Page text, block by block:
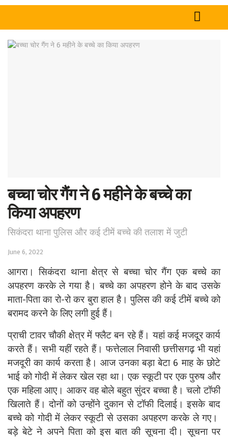
बच्चा चोर गैंग ने 6 महीने के बच्चे का
किया अपहरण
सिकंदरा थाना पुलिस और कई टीमें बच्चे की तलाश में जुटी
June 6, 2022
आगरा। सिकंदरा थाना क्षेत्र से बच्चा चोर गैंग एक बच्चे का
अपहरण करके ले गया है। बच्चे का अपहरण होने के बाद उसके
माता-पिता का रो-रो कर बुरा हाल है। पुलिस की कई टीमें बच्चे को
बरामद करने के लिए लगी हुई हैं।
प्राची टावर चौकी क्षेत्र में फ्लैट बन रहे हैं। यहां कई मजदूर कार्य
करते हैं। सभी यहीं रहते हैं। फत्तेलाल निवासी छत्तीसगढ़ भी यहां
मजदूरी का कार्य करता है। आज उनका बड़ा बेटा 6 माह के छोटे
भाई को गोदी में लेकर खेल रहा था। एक स्कूटी पर एक पुरुष और
एक महिला आए। आकर वह बोले बहुत सुंदर बच्चा है। चलो टॉफी
खिलाते हैं। दोनों को उन्होंने दुकान से टॉफी दिलाई। इसके बाद
बच्चे को गोदी में लेकर स्कूटी से उसका अपहरण करके ले गए।
बड़े बेटे ने अपने पिता को इस बात की सूचना दी। सूचना पर
World